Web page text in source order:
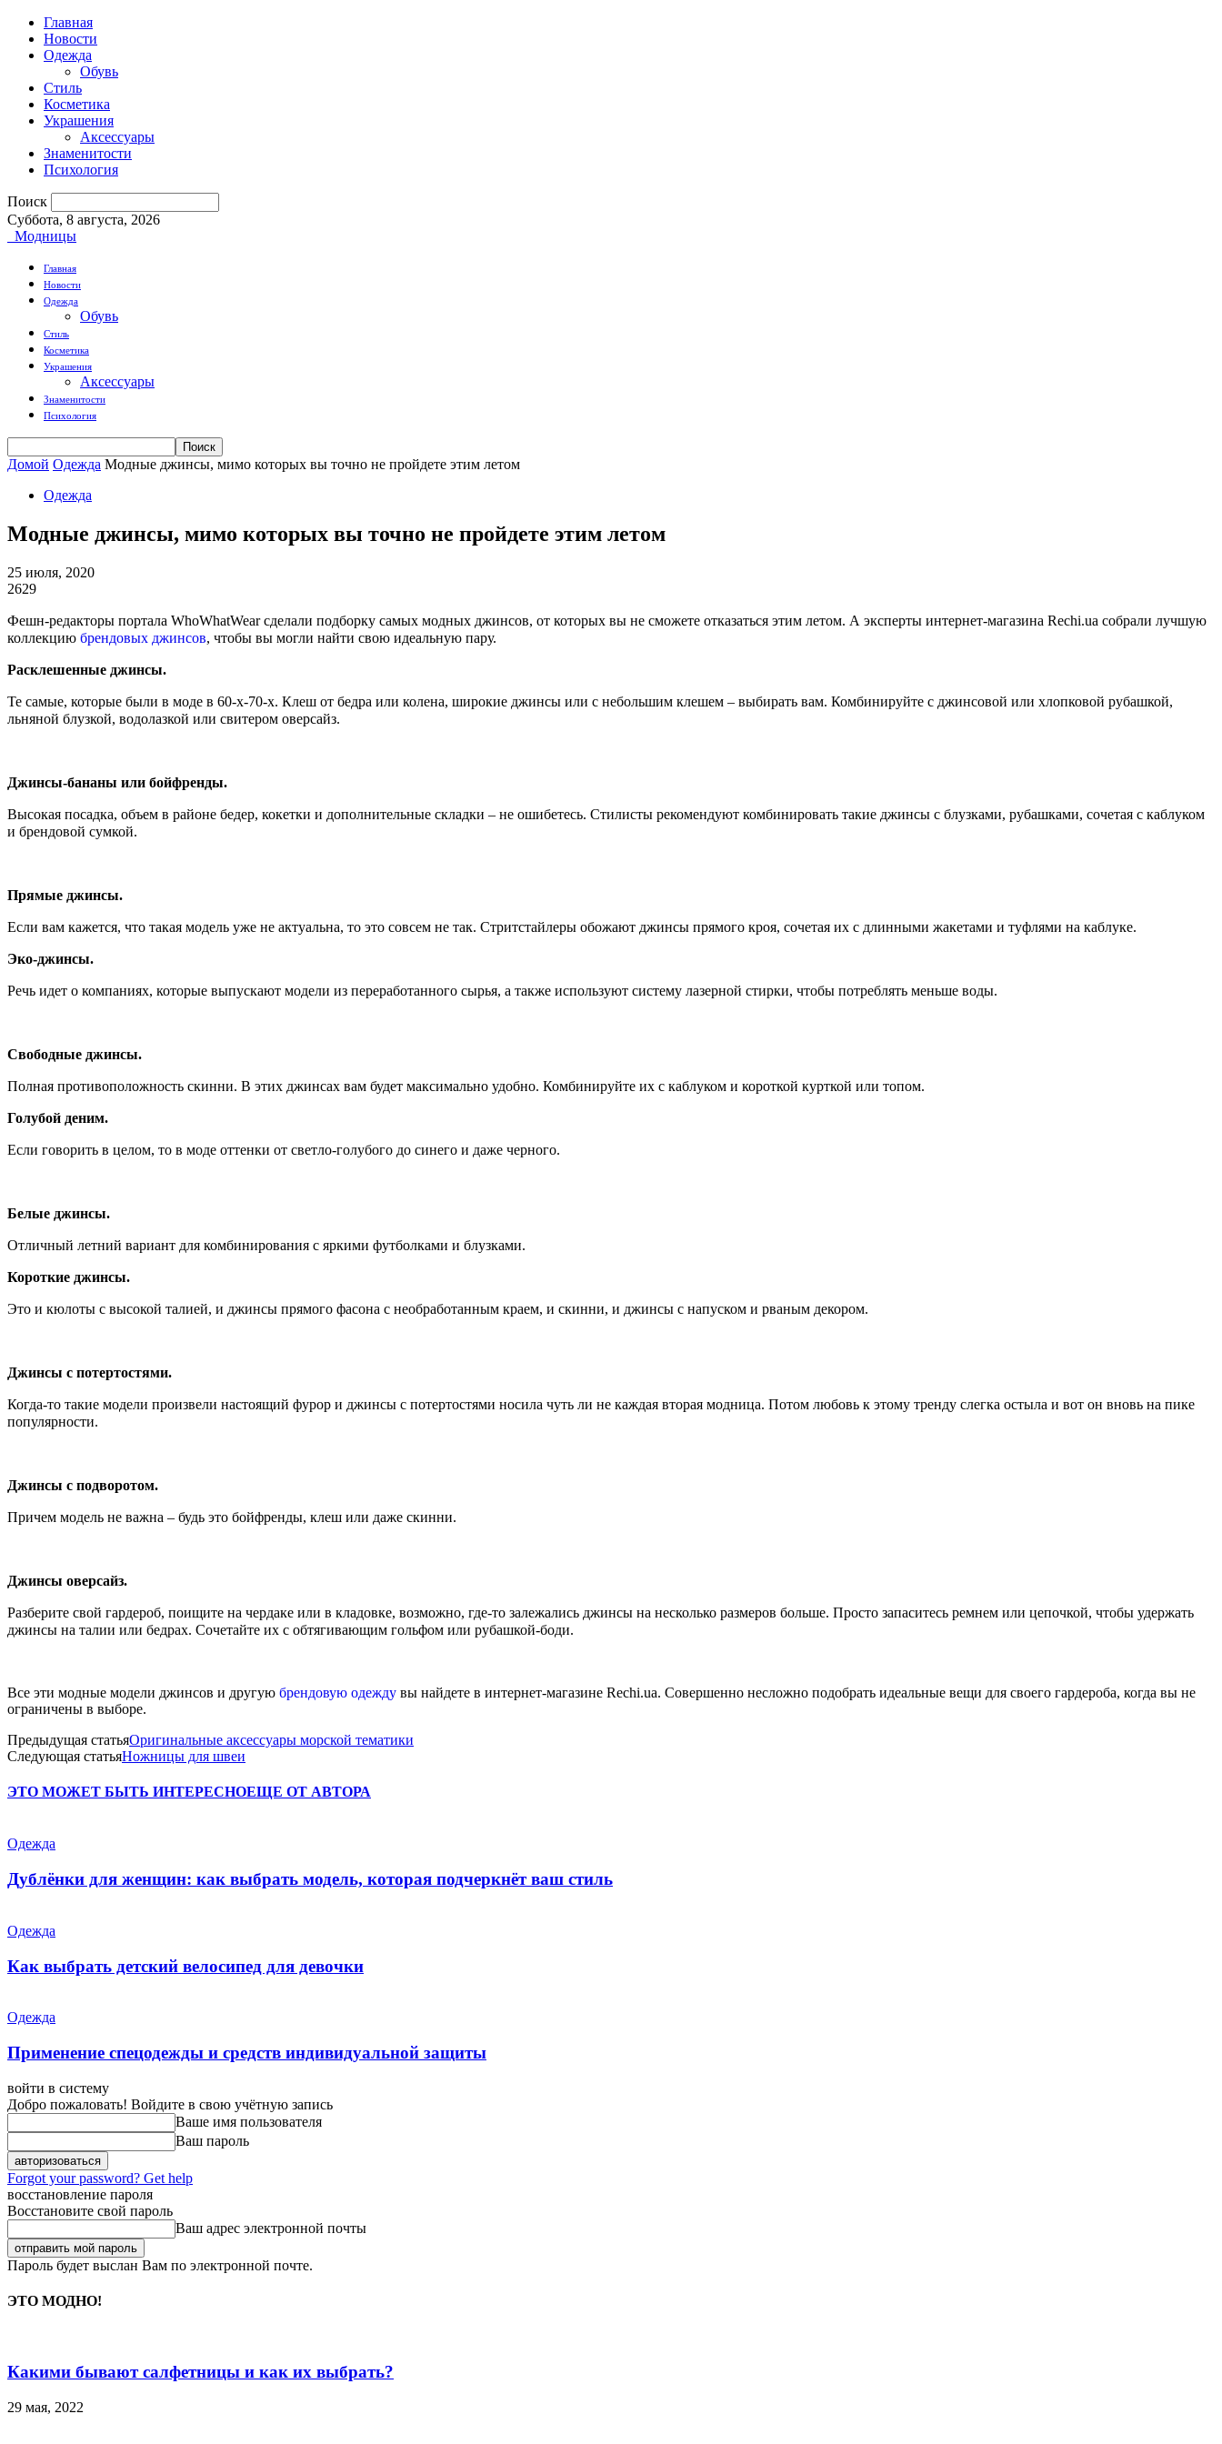
Главная
Новости
Одежда
Обувь
Стиль
Косметика
Украшения
Аксессуары
Знаменитости
Психология
Поиск
Суббота, 8 августа, 2026
Модницы
Главная
Новости
Одежда
Обувь
Стиль
Косметика
Украшения
Аксессуары
Знаменитости
Психология
Домой Одежда Модные джинсы, мимо которых вы точно не пройдете этим летом
Одежда
Модные джинсы, мимо которых вы точно не пройдете этим летом
25 июля, 2020
2629
Фешн-редакторы портала WhoWhatWear сделали подборку самых модных джинсов, от которых вы не сможете отказаться этим летом. А эксперты интернет-магазина Rechi.ua собрали лучшую
коллекцию брендовых джинсов, чтобы вы могли найти свою идеальную пару.
Расклешенные джинсы.
Те самые, которые были в моде в 60-х-70-х. Клеш от бедра или колена, широкие джинсы или с небольшим клешем – выбирать вам. Комбинируйте с джинсовой или хлопковой рубашкой,
льняной блузкой, водолазкой или свитером оверсайз.
Джинсы-бананы или бойфренды.
Высокая посадка, объем в районе бедер, кокетки и дополнительные складки – не ошибетесь. Стилисты рекомендуют комбинировать такие джинсы с блузками, рубашками, сочетая с каблуком
и брендовой сумкой.
Прямые джинсы.
Если вам кажется, что такая модель уже не актуальна, то это совсем не так. Стритстайлеры обожают джинсы прямого кроя, сочетая их с длинными жакетами и туфлями на каблуке.
Эко-джинсы.
Речь идет о компаниях, которые выпускают модели из переработанного сырья, а также используют систему лазерной стирки, чтобы потреблять меньше воды.
Свободные джинсы.
Полная противоположность скинни. В этих джинсах вам будет максимально удобно. Комбинируйте их с каблуком и короткой курткой или топом.
Голубой деним.
Если говорить в целом, то в моде оттенки от светло-голубого до синего и даже черного.
Белые джинсы.
Отличный летний вариант для комбинирования с яркими футболками и блузками.
Короткие джинсы.
Это и кюлоты с высокой талией, и джинсы прямого фасона с необработанным краем, и скинни, и джинсы с напуском и рваным декором.
Джинсы с потертостями.
Когда-то такие модели произвели настоящий фурор и джинсы с потертостями носила чуть ли не каждая вторая модница. Потом любовь к этому тренду слегка остыла и вот он вновь на пике
популярности.
Джинсы с подворотом.
Причем модель не важна – будь это бойфренды, клеш или даже скинни.
Джинсы оверсайз.
Разберите свой гардероб, поищите на чердаке или в кладовке, возможно, где-то залежались джинсы на несколько размеров больше. Просто запаситесь ремнем или цепочкой, чтобы удержать
джинсы на талии или бедрах. Сочетайте их с обтягивающим гольфом или рубашкой-боди.
Все эти модные модели джинсов и другую брендовую одежду вы найдете в интернет-магазине Rechi.ua. Совершенно несложно подобрать идеальные вещи для своего гардероба, когда вы не
ограничены в выборе.
Предыдущая статьяОригинальные аксессуары морской тематики
Следующая статьяНожницы для швеи
ЭТО МОЖЕТ БЫТЬ ИНТЕРЕСНОЕЩЕ ОТ АВТОРА
Одежда
Дублёнки для женщин: как выбрать модель, которая подчеркнёт ваш стиль
Одежда
Как выбрать детский велосипед для девочки
Одежда
Применение спецодежды и средств индивидуальной защиты
войти в систему
Добро пожаловать! Войдите в свою учётную запись
Ваше имя пользователя
Ваш пароль
Forgot your password? Get help
восстановление пароля
Восстановите свой пароль
Ваш адрес электронной почты
Пароль будет выслан Вам по электронной почте.
ЭТО МОДНО!
Какими бывают салфетницы и как их выбрать?
29 мая, 2022